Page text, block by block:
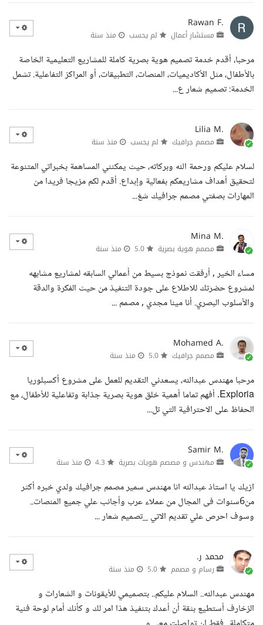
Rawan F.
مستشار أعمال لم يحسب منذ سنة
مرحبا، أقدم خدمة تصميم هوية بصرية كاملة للمشاريع التعليمية الخاصة
بالأطفال، مثل الأكاديميات، المنصات، التطبيقات، أو المراكز التفاعلية. تشمل
الخدمة: تصميم شعار ع...
Lilia M.
مصمم جرافيك لم يحسب منذ سنة
لسلام عليكم ورحمة الله وبركاته، حيث يمكنني المساهمة بخبراتي المتنوعة
لتحقيق أهداف مشاريعكم بفعالية وإبداع. أقدم لكم مزيجا فريدا من
المهارات بصفتي مصمم جرافيك شغ...
Mina M.
مصمم هوية بصرية منذ سنة
مساء الخير , أرفقت نموذج بسيط من أعمالي السابقه لمشاريع مشابهه
لمشروع حضرتك للاطلاع على جودة التنفيذ من حيث الفكرة والدقة
والأسلوب البصري. أنا مينا مجدي , مصمم ...
Mohamed A.
مصمم جرافيك منذ سنة
مرحبا مهندس عبدالله، يسعدني التقديم للعمل على مشروع أكسبلوريا
Exploria. أفهم تماما أهمية خلق هوية بصرية جذابة وتفاعلية للأطفال، مع
الحفاظ على الاحترافية التي تل...
Samir M.
مهندس و مصصم هويات بصرية منذ سنة
ازيك يا استاذ عبدالله انا مهندس سمير مصمم جرافيك ولدي خبره أكثر
من6سنوات فى المجال من عملاء عرب وأجانب علي جميع المنصات..
وسوف احرص علي تقديم الاتي _تصميم شعار ...
محمد ر.
رسام و مصمم منذ سنة
مهندس عبدالله.. السلام عليكم.. بتصميمي للأيقونات و الشعارات و
الزخارف أستطيع بثقة أن أعدك بتنفيذ هذا امر لك و كأنك أمام لوحة فنية